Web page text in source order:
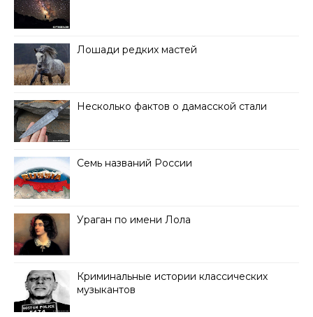
Лошади редких мастей
Несколько фактов о дамасской стали
Семь названий России
Ураган по имени Лола
Криминальные истории классических
музыкантов